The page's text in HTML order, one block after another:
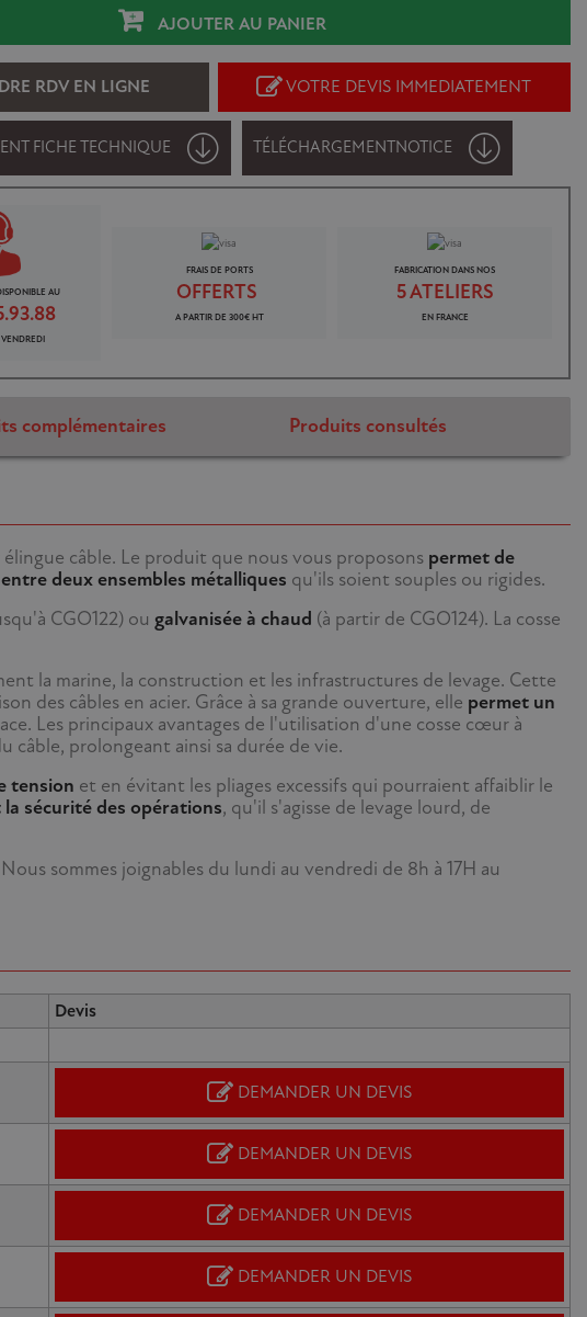
AJOUTER AU PANIER
RDV EN LIGNE VOTRE DEVIS IMMEDIATEMENT
FICHE TECHNIQUE TÉLÉCHARGEMENTNOTICE
AU
FRAIS DE PORTS
OFFERTS
A PARTIR DE 300€ HT
FABRICATION DANS NOS
5 ATELIERS
EN FRANCE
complémentaires Produits consultés
câble. Le produit que nous vous proposons permet de
deux ensembles métalliques qu'ils soient souples ou rigides.
CGO122) ou galvanisée à chaud (à partir de CGO124). La cosse
la marine, la construction et les infrastructures de levage. Cette
des câbles en acier. Grâce à sa grande ouverture, elle permet un
Les principaux avantages de l'utilisation d'une cosse cœur à
prolongeant ainsi sa durée de vie.
tension et en évitant les pliages excessifs qui pourraient affaiblir le
sécurité des opérations, qu'il s'agisse de levage lourd, de
sommes joignables du lundi au vendredi de 8h à 17H au
Devis
DEMANDER UN DEVIS
DEMANDER UN DEVIS
DEMANDER UN DEVIS
DEMANDER UN DEVIS